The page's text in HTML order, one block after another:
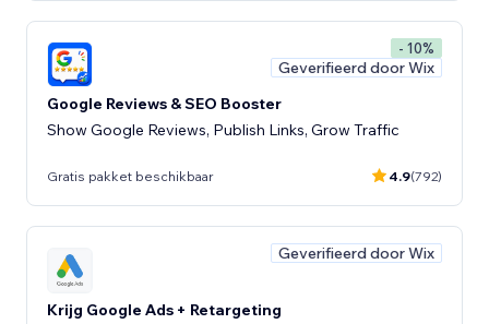
- 10%
Geverifieerd door Wix
Google Reviews & SEO Booster
Show Google Reviews, Publish Links, Grow Traffic
Gratis pakket beschikbaar 4.9(792)
Geverifieerd door Wix
Krijg Google Ads + Retargeting